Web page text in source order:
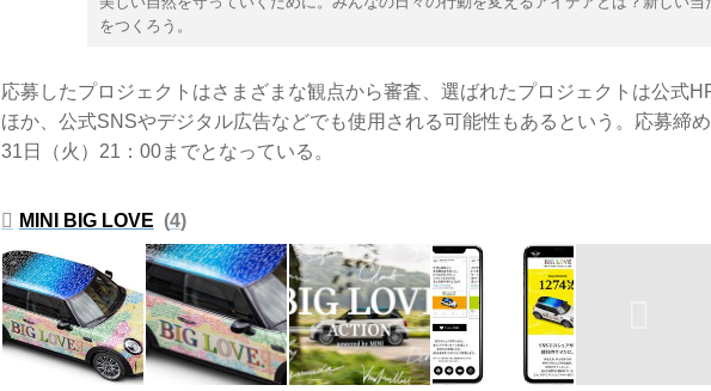
をつくろう。
応募したプロジェクトはさまざまな観点から審査、選ばれたプロジェクトは公式
ほか、公式SNSやデジタル広告などでも使用される可能性もあるという。応募締
31日（火）21：00までとなっている。
MINI BIG LOVE 4